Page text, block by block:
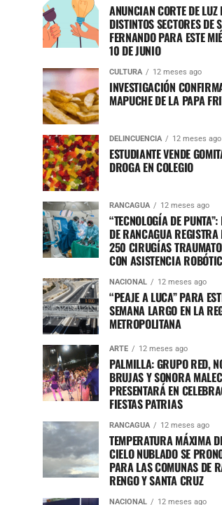
ANUNCIAN CORTE DE LUZ
DISTINTOS SECTORES DE
FERNANDO PARA ESTE
10 DE JUNIO
CULTURA 12 meses ago
INVESTIGACIÓN
MAPUCHE DE LA PAPA
DELINCUENCIA 12 meses ago
ESTUDIANTE VENDE
DROGA EN COLEGIO
RANCAGUA 12 meses ago
“TECNOLOGÍA DE
DE RANCAGUA REGISTRA
250 CIRUGÍAS
CON ASISTENCIA
NACIONAL 12 meses ago
“PEAJE A LUCA” PARA
SEMANA LARGO EN LA
METROPOLITANA
ARTE 12 meses ago
PALMILLA: GRUPO RED,
BRUJAS Y SONORA
PRESENTARÁ EN
FIESTAS PATRIAS
RANCAGUA 12 meses ago
TEMPERATURA MÁXIMA
CIELO NUBLADO SE
PARA LAS COMUNAS DE
RENGO Y SANTA CRUZ
NACIONAL 12 meses ago